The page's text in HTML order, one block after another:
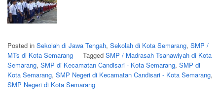
Posted in Sekolah di Jawa Tengah, Sekolah di Kota Semarang, SMP /
MTs di Kota Semarang
Tagged SMP / Madrasah Tsanawiyah di Kota
Semarang, SMP di Kecamatan Candisari - Kota Semarang, SMP di
Kota Semarang, SMP Negeri di Kecamatan Candisari - Kota Semarang,
SMP Negeri di Kota Semarang